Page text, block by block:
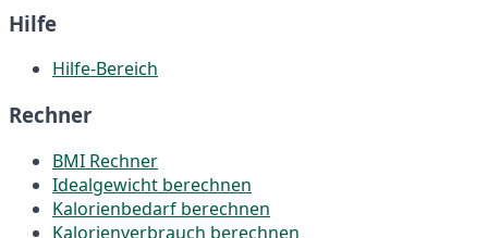
Hilfe
Hilfe-Bereich
Rechner
BMI Rechner
Idealgewicht berechnen
Kalorienbedarf berechnen
Kalorienverbrauch berechnen